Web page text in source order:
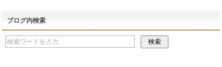
ブログ内検索